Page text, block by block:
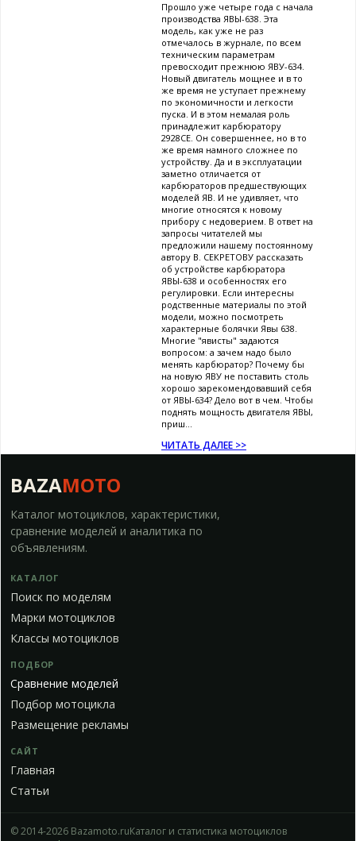
Прошло уже четыре года с начала
производства ЯВЫ-638. Эта
модель, как уже не раз
отмечалось в журнале, по всем
техническим параметрам
превосходит прежнюю ЯВУ-634.
Новый двигатель мощнее и в то
же время не уступает прежнему
по экономичности и легкости
пуска. И в этом немалая роль
принадлежит карбюратору
2928СЕ. Он совершеннее, но в то
же время намного сложнее по
устройству. Да и в эксплуатации
заметно отличается от
карбюраторов предшествующих
моделей ЯВ. И не удивляет, что
многие относятся к новому
прибору с недоверием. В ответ на
запросы читателей мы
предложили нашему постоянному
автору В. СЕКРЕТОВУ рассказать
об устройстве карбюратора
ЯВЫ-638 и особенностях его
регулировки. Если интересны
родственные материалы по этой
модели, можно посмотреть
характерные болячки Явы 638.
Многие "явисты" задаются
вопросом: а зачем надо было
менять карбюратор? Почему бы
на новую ЯВУ не поставить столь
хорошо зарекомендовавший себя
от ЯВЫ-634? Дело вот в чем. Чтобы
поднять мощность двигателя ЯВЫ,
приш...
ЧИТАТЬ ДАЛЕЕ >>
BAZAMOTO
Каталог мотоциклов, характеристики,
сравнение моделей и аналитика по
объявлениям.
КАТАЛОГ
Поиск по моделям
Марки мотоциклов
Классы мотоциклов
ПОДБОР
Сравнение моделей
Подбор мотоцикла
Размещение рекламы
САЙТ
Главная
Статьи
© 2014-2026 Bazamoto.ruКаталог и статистика мотоциклов